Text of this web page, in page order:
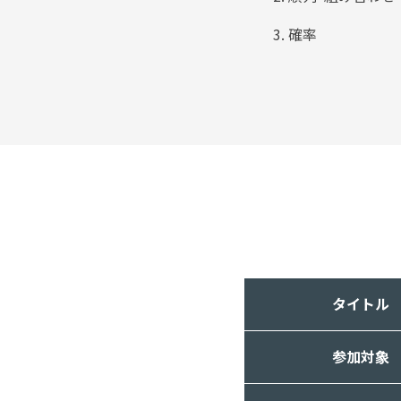
確率
タイトル
参加対象